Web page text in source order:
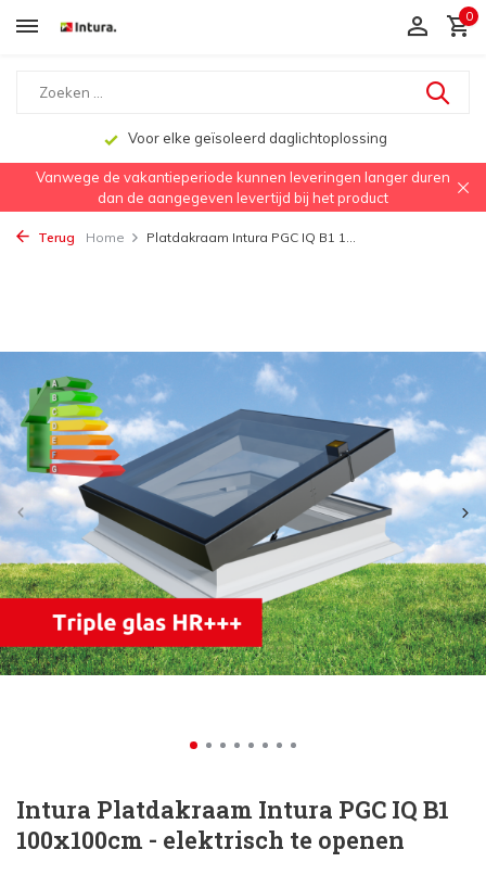
0
Voor elke geïsoleerd daglichtoplossing
Vanwege de vakantieperiode kunnen leveringen langer duren
dan de aangegeven levertijd bij het product
Terug Home Platdakraam Intura PGC IQ B1 1...
Intura Platdakraam Intura PGC IQ B1
100x100cm - elektrisch te openen